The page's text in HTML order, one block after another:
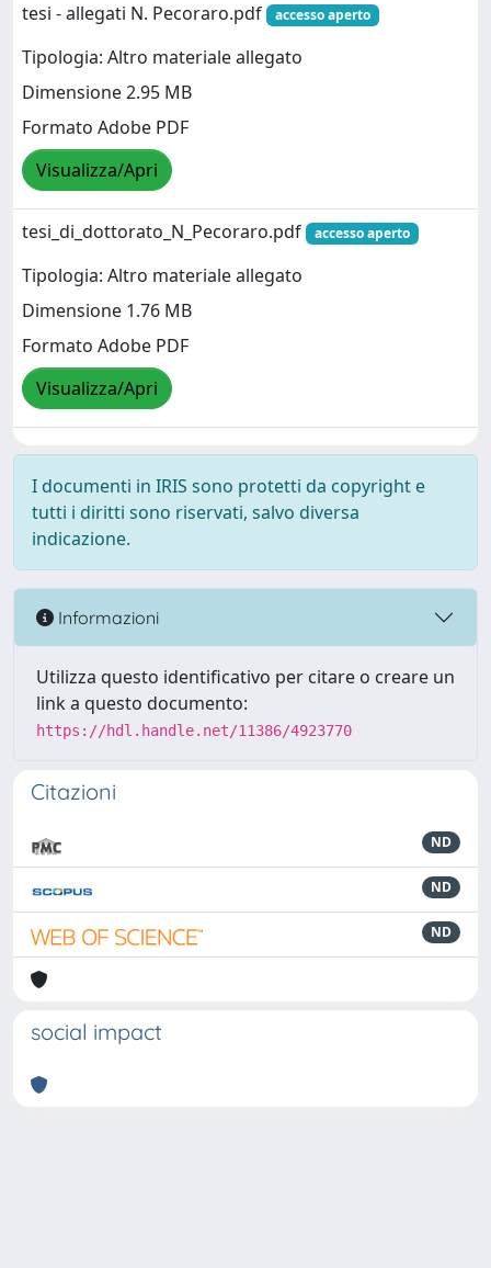
tesi - allegati N. Pecoraro.pdf accesso aperto
Tipologia: Altro materiale allegato
Dimensione 2.95 MB
Formato Adobe PDF
Visualizza/Apri
tesi_di_dottorato_N_Pecoraro.pdf accesso aperto
Tipologia: Altro materiale allegato
Dimensione 1.76 MB
Formato Adobe PDF
Visualizza/Apri
I documenti in IRIS sono protetti da copyright e
tutti i diritti sono riservati, salvo diversa
indicazione.
Informazioni
Utilizza questo identificativo per citare o creare un
link a questo documento:
https://hdl.handle.net/11386/4923770
Citazioni
ND
ND
ND
social impact